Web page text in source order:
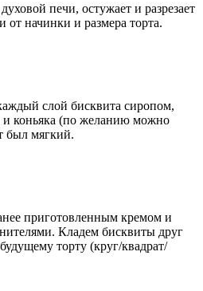
печи, остужает и разрезает
от начинки и размера торта.
слой бисквита сиропом,
и коньяка (по желанию можно
был мягкий.
приготовленным кремом и
Кладем бисквиты друг
торту (круг/квадрат/